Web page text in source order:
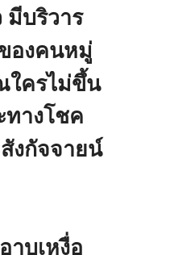
มีบริวาร
องคนหมู่
ครไม่ขึ้น
ทางโชค
งกัจจายน์
าบเหงื่อ